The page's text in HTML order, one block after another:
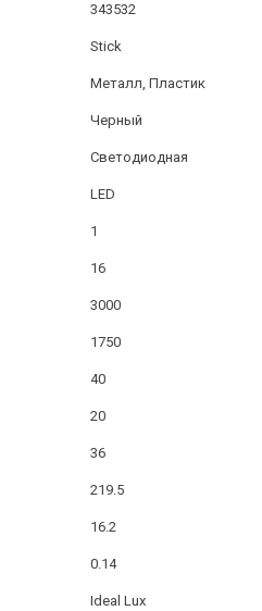
343532
Stick
Металл, Пластик
Черный
Светодиодная
LED
1
16
3000
1750
40
20
36
219.5
16.2
0.14
Ideal Lux